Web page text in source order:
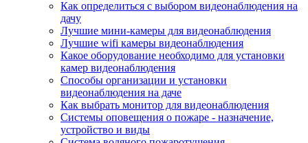
Как определиться с выбором видеонаблюдения на
дачу
Лучшие мини-камеры для видеонаблюдения
Лучшие wifi камеры видеонаблюдения
Какое оборудование необходимо для установки
камер видеонаблюдения
Способы организации и установки
видеонаблюдения на даче
Как выбрать монитор для видеонаблюдения
Системы оповещения о пожаре - назначение,
устройство и виды